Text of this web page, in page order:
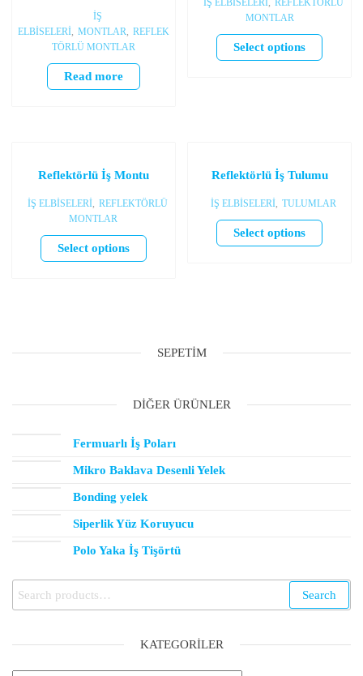
İŞ
ELBİSELERİ, MONTLAR, REFLEK
TÖRLÜ MONTLAR
Read more
İŞ ELBİSELERİ, REFLEKTÖRLÜ
MONTLAR
Select options
Reflektörlü İş Montu
İŞ ELBİSELERİ, REFLEKTÖRLÜ
MONTLAR
Select options
Reflektörlü İş Tulumu
İŞ ELBİSELERİ, TULUMLAR
Select options
SEPETIM
DIĞER ÜRÜNLER
Fermuarlı İş Poları
Mikro Baklava Desenli Yelek
Bonding yelek
Siperlik Yüz Koruyucu
Polo Yaka İş Tişörtü
Search
KATEGORILER